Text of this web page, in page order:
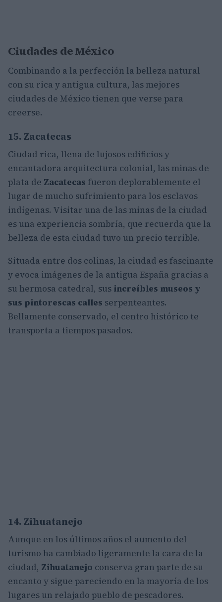
Ciudades de México
Combinando a la perfección la belleza natural
con su rica y antigua cultura, las mejores
ciudades de México tienen que verse para
creerse.
15. Zacatecas
Ciudad rica, llena de lujosos edificios y
encantadora arquitectura colonial, las minas de
plata de Zacatecas fueron deplorablemente el
lugar de mucho sufrimiento para los esclavos
indígenas. Visitar una de las minas de la ciudad
es una experiencia sombría, que recuerda que la
belleza de esta ciudad tuvo un precio terrible.
Situada entre dos colinas, la ciudad es fascinante
y evoca imágenes de la antigua España gracias a
su hermosa catedral, sus increíbles museos y
sus pintorescas calles serpenteantes.
Bellamente conservado, el centro histórico te
transporta a tiempos pasados.
14. Zihuatanejo
Aunque en los últimos años el aumento del
turismo ha cambiado ligeramente la cara de la
ciudad, Zihuatanejo conserva gran parte de su
encanto y sigue pareciendo en la mayoría de los
lugares un relajado pueblo de pescadores.